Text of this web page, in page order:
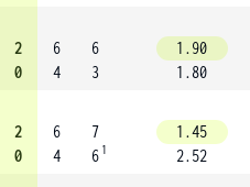
2
0
6
4
6
3
1.90
1.80
2
0
6
4
7
6 1
1.45
2.52